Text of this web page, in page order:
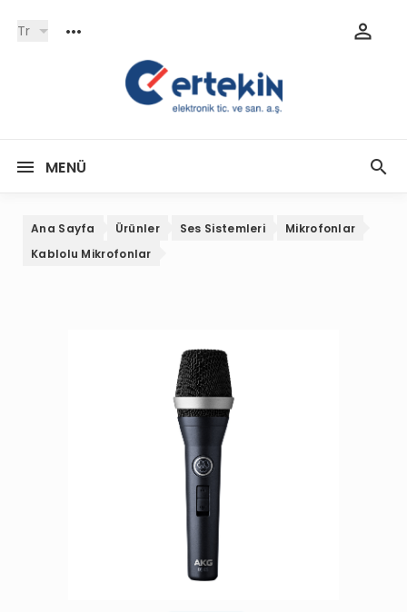
Tr
MENÜ
Ana Sayfa Ürünler Ses Sistemleri
Mikrofonlar
Kablolu Mikrofonlar